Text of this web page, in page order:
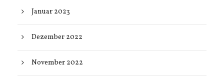
Januar 2023
Dezember 2022
November 2022